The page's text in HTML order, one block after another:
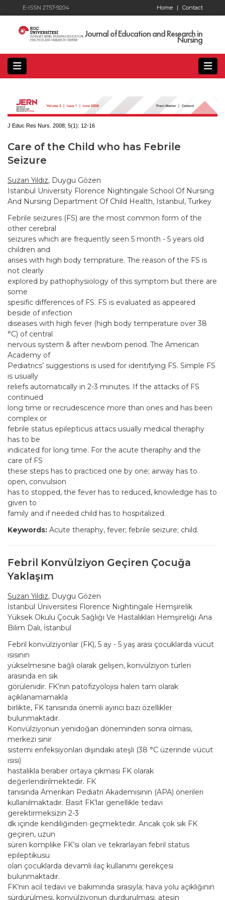
E-ISSN 2757-9204 Contact
Home |
Journal of Education and Research in
Nursing
J Educ Res Nurs. 2008; 5(1): 12-16
Care of the Child who has Febrile
Seizure
Suzan Yıldız, Duygu Gözen
Istanbul University Florence Nightingale School Of Nursing
And Nursing Department Of Child Health, Istanbul, Turkey
Febrile seizures (FS) are the most common form of the
other cerebral
seizures which are frequently seen 5 month - 5 years old
children and
arises with high body temprature. The reason of the FS is
not clearly
explored by pathophysiology of this symptom but there are
some
spesific differences of FS. FS is evaluated as appeared
beside of infection
diseases with high fever (high body temperature over 38
°C) of central
nervous system & after newborn period. The American
Academy of
Pediatrics’ suggestions is used for identifying FS. Simple FS
is usually
reliefs automatically in 2-3 minutes. If the attacks of FS
continued
long time or recrudescence more than ones and has been
complex or
febrile status epilepticus attacs usually medical theraphy
has to be
indicated for long time. For the acute theraphy and the
care of FS
these steps has to practiced one by one; airway has to
open, convulsion
has to stopped, the fever has to reduced, knowledge has to
given to
family and if needed child has to hospitalized.
Keywords: Acute theraphy, fever; febrile seizure; child.
Febril Konvülziyon Geçiren Çocuğa
Yaklaşım
Suzan Yıldız, Duygu Gözen
İstanbul Üniversitesi Florence Nightingale Hemşirelik
Yüksek Okulu Çocuk Sağlığı Ve Hastalıkları Hemşireliği Ana
Bilim Dalı, İstanbul
Febril konvülziyonlar (FK), 5 ay - 5 yaş arası çocuklarda vücut
ısısının
yükselmesine bağlı olarak gelişen, konvülziyon türleri
arasında en sık
görülenidir. FK’nın patofizyolojisi halen tam olarak
açıklanamamakla
birlikte, FK tanısında önemli ayırıcı bazı özellikler
bulunmaktadır.
Konvülziyonun yenidoğan döneminden sonra olması,
merkezi sinir
sistemi enfeksiyonları dışındaki ateşli (38 °C üzerinde vücut
ısısı)
hastalıkla beraber ortaya çıkması FK olarak
değerlendirilmektedir. FK
tanısında Amerikan Pediatri Akademisinin (APA) önerileri
kullanılmaktadır. Basit FK’lar genellikle tedavi
gerektirmeksizin 2-3
dk içinde kendiliğinden geçmektedir. Ancak çok sık FK
geçiren, uzun
süren komplike FK’sı olan ve tekrarlayan febril status
epileptikusu
olan çocuklarda devamlı ilaç kullanımı gerekçesi
bulunmaktadır.
FK’nın acil tedavi ve bakımında sırasıyla; hava yolu açıklığının
sürdürülmesi, konvülziyonun durdurulması, ateşin